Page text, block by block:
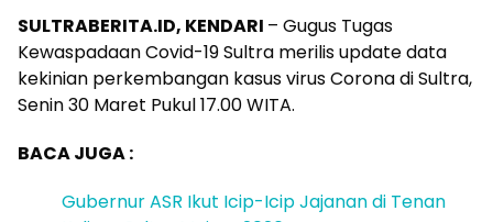
SULTRABERITA.ID, KENDARI – Gugus Tugas
Kewaspadaan Covid-19 Sultra merilis update data
kekinian perkembangan kasus virus Corona di Sultra,
Senin 30 Maret Pukul 17.00 WITA.
BACA JUGA :
Gubernur ASR Ikut Icip-Icip Jajanan di Tenan